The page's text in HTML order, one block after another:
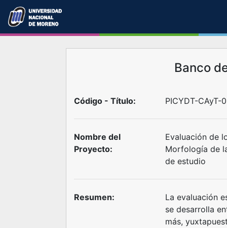
Banco
Código - Título: PICYDT-CAyT-
Nombre del
Proyecto:
Evaluación de
Morfología de
de estudio
Resumen:
La evaluación
se desarrolla
más,